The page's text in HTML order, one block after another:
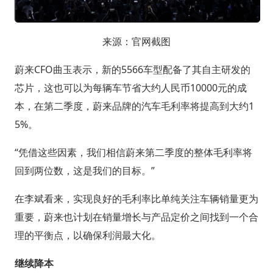
来源：官网截图
蔚来CFO曲玉表示，新的5566车型配备了其自主研发的
芯片，这也可以为每辆车节省大约人民币10000元的成
本，在第二季度，蔚来品牌的汽车毛利率将提高到大约1
5%。
“凭借这些因素，我们相信蔚来第二季度的整体毛利率将
回到两位数，这是我们的目标。”
在李斌看来，实现良好的毛利率比单纯关注车辆销量更为
重要，蔚来也计划在销量增长与产品定价之间找到一个合
理的平衡点，以确保利润最大化。
继续降本